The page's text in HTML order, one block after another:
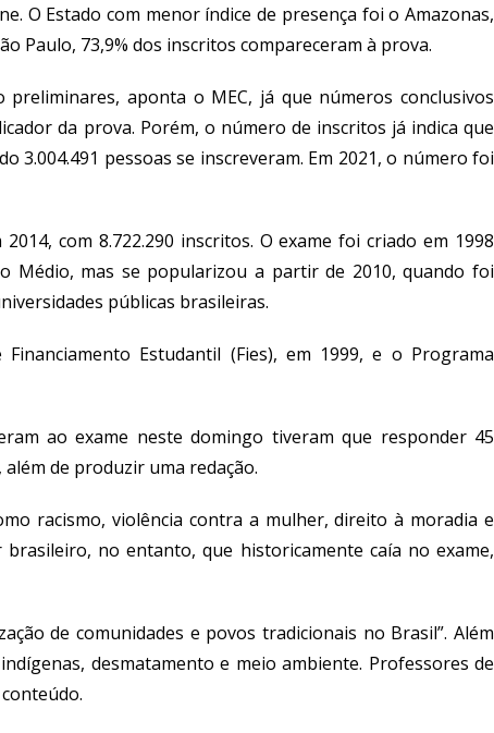
O Estado com menor índice de presença foi o Amazonas,
Paulo, 73,9% dos inscritos compareceram à prova.
aponta o MEC, já que números conclusivos
da prova. Porém, o número de inscritos já indica que
3.004.491 pessoas se inscreveram. Em 2021, o número foi
com 8.722.290 inscritos. O exame foi criado em 1998
Médio, mas se popularizou a partir de 2010, quando foi
públicas brasileiras.
Estudantil (Fies), em 1999, e o Programa
ao exame neste domingo tiveram que responder 45
de produzir uma redação.
racismo, violência contra a mulher, direito à moradia e
no entanto, que historicamente caía no exame,
de comunidades e povos tradicionais no Brasil”. Além
desmatamento e meio ambiente. Professores de